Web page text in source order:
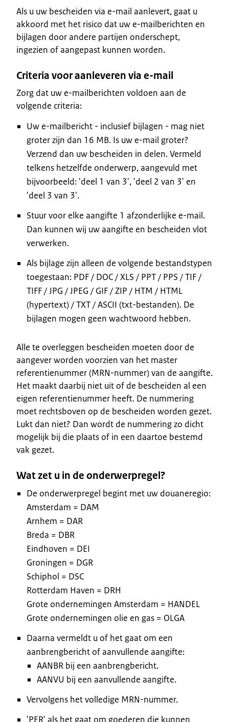
Als u uw bescheiden via e-mail aanlevert, gaat u
akkoord met het risico dat uw e-mailberichten en
bijlagen door andere partijen onderschept,
ingezien of aangepast kunnen worden.
Criteria voor aanleveren via e-mail
Zorg dat uw e-mailberichten voldoen aan de
volgende criteria:
Uw e-mailbericht - inclusief bijlagen - mag niet
groter zijn dan 16 MB. Is uw e-mail groter?
Verzend dan uw bescheiden in delen. Vermeld
telkens hetzelfde onderwerp, aangevuld met
bijvoorbeeld: 'deel 1 van 3', 'deel 2 van 3' en
'deel 3 van 3'.
Stuur voor elke aangifte 1 afzonderlijke e-mail.
Dan kunnen wij uw aangifte en bescheiden vlot
verwerken.
Als bijlage zijn alleen de volgende bestandstypen
toegestaan: PDF / DOC / XLS / PPT / PPS / TIF /
TIFF / JPG / JPEG / GIF / ZIP / HTM / HTML
(hypertext) / TXT / ASCII (txt-bestanden). De
bijlagen mogen geen wachtwoord hebben.
Alle te overleggen bescheiden moeten door de
aangever worden voorzien van het master
referentienummer (MRN-nummer) van de aangifte.
Het maakt daarbij niet uit of de bescheiden al een
eigen referentienummer heeft. De nummering
moet rechtsboven op de bescheiden worden gezet.
Lukt dan niet? Dan wordt de nummering zo dicht
mogelijk bij die plaats of in een daartoe bestemd
vak gezet.
Wat zet u in de onderwerpregel?
De onderwerpregel begint met uw douaneregio:
Amsterdam = DAM
Arnhem = DAR
Breda = DBR
Eindhoven = DEI
Groningen = DGR
Schiphol = DSC
Rotterdam Haven = DRH
Grote ondernemingen Amsterdam = HANDEL
Grote ondernemingen olie en gas = OLGA
Daarna vermeldt u of het gaat om een
aanbrengbericht of aanvullende aangifte:
AANBR bij een aanbrengbericht.
AANVU bij een aanvullende aangifte.
Vervolgens het volledige MRN-nummer.
'PER' als het gaat om goederen die kunnen